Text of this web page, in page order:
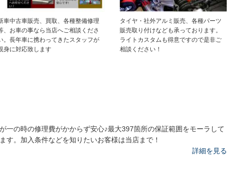
車中古車販売、買取、各種整備修理
、お車の事なら当店へご相談くださ
。長年車に携わってきたスタッフが
身に対応致します
タイヤ・社外アルミ販売、各種パーツ
販売取り付けなども承っております。
ライトカスタムも得意ですので是非ご
相談ください！
一の時の修理費がかからず安心♪最大397箇所の保証範囲をモーラして
す。加入条件などを知りたいお客様は当店まで！
詳細を見る